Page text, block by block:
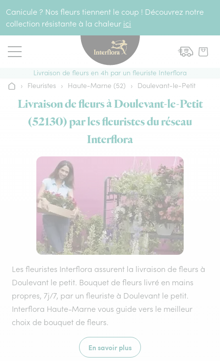
Canicule ? Nos fleurs tiennent le coup ! Découvrez notre
collection résistante à la chaleur ici
Livraison de fleurs en 4h par un fleuriste Interflora
Accueil
› Fleuristes › Haute-Marne (52) › Doulevant-le-Petit
Livraison de fleurs à Doulevant-le-Petit
(52130) par les fleuristes du réseau
Interflora
Les fleuristes Interflora assurent la livraison de fleurs à
Doulevant le petit. Bouquet de fleurs livré en mains
propres, 7j/7, par un fleuriste à Doulevant le petit.
Interflora Haute-Marne vous guide vers le meilleur
choix de bouquet de fleurs.
En savoir plus